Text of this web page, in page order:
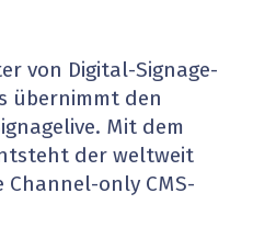
von Digital-Signage-
übernimmt den
Mit dem
der weltweit
Channel-only CMS-